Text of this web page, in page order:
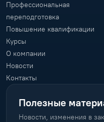
Профессиональная
переподготовка
Повышение квалификации
Курсы
О компании
Новости
Контакты
Полезные
Новости, изменения в